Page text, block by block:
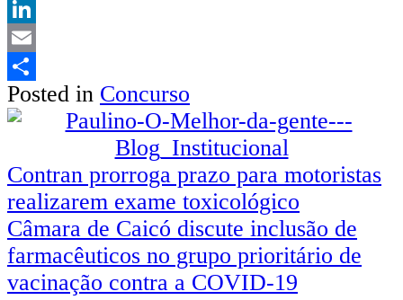
Twitter
LinkedIn
Email
Share
Posted in Concurso
Navegação
de
Post
Contran prorroga prazo para motoristas
realizarem exame toxicológico
Câmara de Caicó discute inclusão de
farmacêuticos no grupo prioritário de
vacinação contra a COVID-19